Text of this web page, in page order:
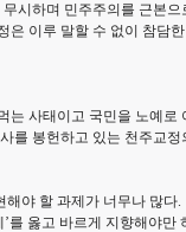
시하며 민주주의를 근본
은 이루 말할 수 없이 참담
는 사태이고 국민을 노예
를 봉헌하고 있는 천주교
야 할 과제가 너무나 많
를 옳고 바르게 지향해야만